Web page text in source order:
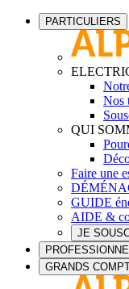
PARTICULIERS
Nos
QUI
Faire une
GUIDE
AIDE &
JE
GRANDS